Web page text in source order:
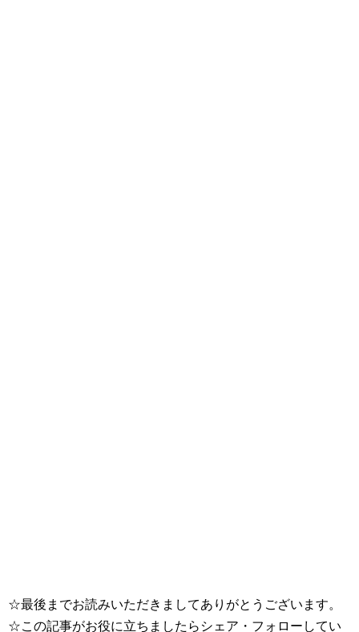
☆最後までお読みいただきましてありがとうございます。
☆この記事がお役に立ちましたらシェア・フォローしてい